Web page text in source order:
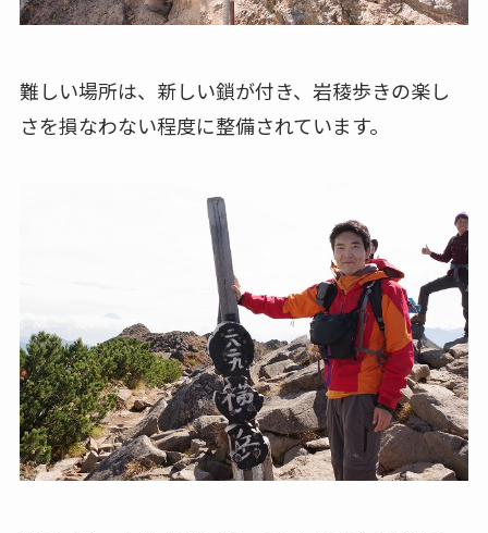
難しい場所は、新しい鎖が付き、岩稜歩きの楽し
さを損なわない程度に整備されています。